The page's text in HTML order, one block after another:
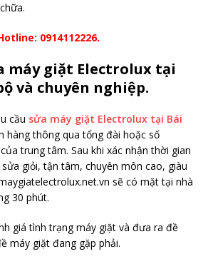
0914112226.
máy giặt Electrolux tại
và chuyên nghiệp.
cầu sửa máy giặt Electrolux tại Bái
hàng thông qua tổng đài hoặc số
trung tâm. Sau khi xác nhận thời gian
giỏi, tận tâm, chuyên môn cao, giàu
sẽ có mặt tại nhà
30 phút.
giá tình trạng máy giặt và đưa ra đề
máy giặt đang gặp phải.